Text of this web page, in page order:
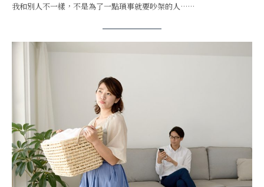
我和別人不一樣，不是為了一點瑣事就要吵架的人……